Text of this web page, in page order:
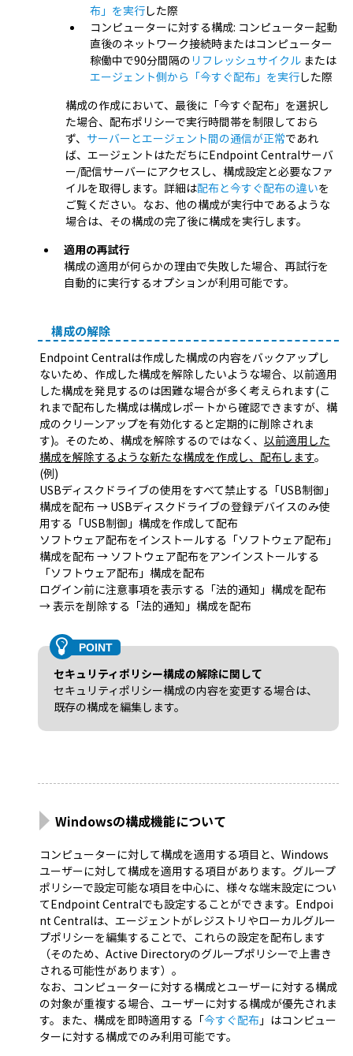
布」を実行した際
コンピューターに対する構成: コンピューター起動
直後のネットワーク接続時またはコンピューター
稼働中で90分間隔の リフレッシュサイクルまたは
エージェント側から「今すぐ配布」を実行した際
構成の作成において、最後に「今すぐ配布」を選択し
た場合、配布ポリシーで実行時間帯を制限しておら
ず、 サーバーとエージェント間の通信が正常であれ
ば、エージェントはただちにEndpoint Centralサーバ
ー/配信サーバーにアクセスし、構成設定と必要なファ
イルを取得します。詳細は配布と今すぐ配布の違いを
ご覧ください。なお、他の構成が実行中であるような
場合は、その構成の完了後に構成を実行します。
適用の再試行
構成の適用が何らかの理由で失敗した場合、再試行を
自動的に実行するオプションが利用可能です。
構成の解除
Endpoint Centralは作成した構成の内容をバックアップし
ないため、作成した構成を解除したいような場合、以前適用
した構成を発見するのは困難な場合が多く考えられます(こ
れまで配布した構成は構成レポートから確認できますが、構
成のクリーンアップを有効化すると定期的に削除されま
す)。そのため、構成を解除するのではなく、 以前適用した
構成を解除するような新たな構成を作成し、配布します。
(例)
USBディスクドライブの使用をすべて禁止する「USB制御」
構成を配布 → USBディスクドライブの登録デバイスのみ使
用する「USB制御」構成を作成して配布
ソフトウェア配布をインストールする「ソフトウェア配布」
構成を配布 → ソフトウェア配布をアンインストールする
「ソフトウェア配布」構成を配布
ログイン前に注意事項を表示する「法的通知」構成を配布
→ 表示を削除する「法的通知」構成を配布
セキュリティポリシー構成の解除に関して
セキュリティポリシー構成の内容を変更する場合は、
既存の構成を編集します。
Windowsの構成機能について
コンピューターに対して構成を適用する項目と、Windows
ユーザーに対して構成を適用する項目があります。グループ
ポリシーで設定可能な項目を中心に、様々な端末設定につい
てEndpoint Centralでも設定することができます。Endpoi
nt Centralは、エージェントがレジストリやローカルグルー
プポリシーを編集することで、これらの設定を配布します
（そのため、Active Directoryのグループポリシーで上書き
される可能性があります）。
なお、コンピューターに対する構成とユーザーに対する構成
の対象が重複する場合、ユーザーに対する構成が優先されま
す。また、構成を即時適用する「今すぐ配布」はコンピュー
ターに対する構成でのみ利用可能です。